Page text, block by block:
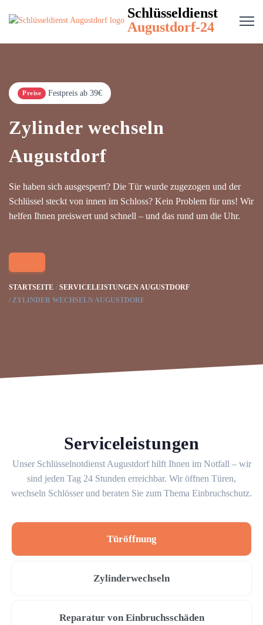
Schlüsseldienst
Augustdorf-24
Preise Festpreis ab 39€
Zylinder wechseln
Augustdorf
Sie haben sich ausgesperrt? Die Tür wurde zugezogen und der
Schlüssel steckt von innen im Schloss? Kein Problem für uns! Wir
helfen Ihnen preiswert und schnell – und das rund um die Uhr.
STARTSEITE
SERVICELEISTUNGEN AUGUSTDORF
ZYLINDER WECHSELN AUGUSTDORF
Serviceleistungen
Unser Schlüsselnotdienst Augustdorf hilft Ihnen im Notfall – wir
sind jeden Tag 24 Stunden erreichbar. Wir öffnen Türen,
wechseln Schlösser und beraten Sie zum Thema Einbruchschutz.
Türöffnung
Zylinderwechseln
Reparatur von Einbruchsschäden